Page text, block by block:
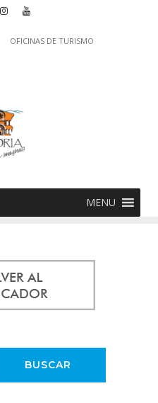
OFICINAS DE TURISMO
MENU